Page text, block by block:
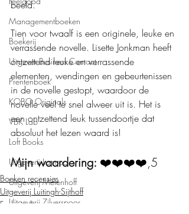
Managementboeken
Boekerij
Uitgever Business Contact
Prentenboek
KOBO Originals
VBK Lab
Loft Books
Uitgeverij Lannoo
Uitgeverij Melenhoff
Uitgeverij Zilverspoor
beeld.
Tien voor twaalf is een originele, leuke en
verrassende novelle. Lisette Jonkman heeft
ontzettend leuke en verrassende
elementen, wendingen en gebeurtenissen
in de novelle gestopt, waardoor de
novelle veel te snel alweer uit is. Het is
een ontzettend leuk tussendoortje dat
absoluut het lezen waard is!
Mijn waardering: ❤️❤️❤️❤️,5
Boeken recensies
Uitgeverij Luitingh-Sijthoff
Feelgood